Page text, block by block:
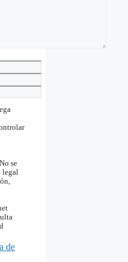
se
legal
de